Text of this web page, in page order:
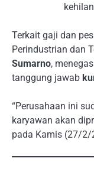
Terkait gaji dan
Perindustrian dan
Sumarno,
tanggung jawab
“Perusahaan ini
karyawan akan
pada Kamis (27/2/